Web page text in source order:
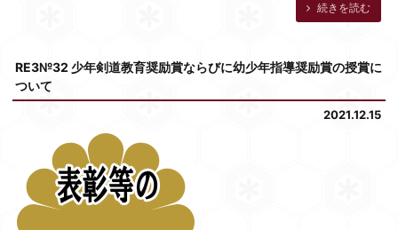
続きを読む
RE3№32 少年剣道教育奨励賞ならびに幼少年指導奨励賞の授賞に
ついて
2021.12.15